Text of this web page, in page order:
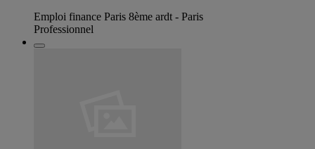
Emploi finance Paris 8ème ardt - Paris
Professionnel